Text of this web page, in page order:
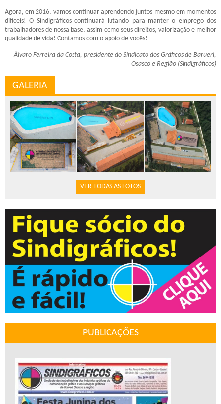
Agora, em 2016, vamos continuar aprendendo juntos mesmo em momentos
difíceis! O Sindigráficos continuará lutando para manter o emprego dos
trabalhadores de nossa base, assim como seus direitos, valorização e melhor
qualidade de vida! Contamos com o apoio de vocês!
Álvaro Ferreira da Costa, presidente do Sindicato dos Gráficos de Barueri,
Osasco e Região (Sindigráficos)
GALERIA
VER TODAS AS FOTOS
PUBLICAÇÕES